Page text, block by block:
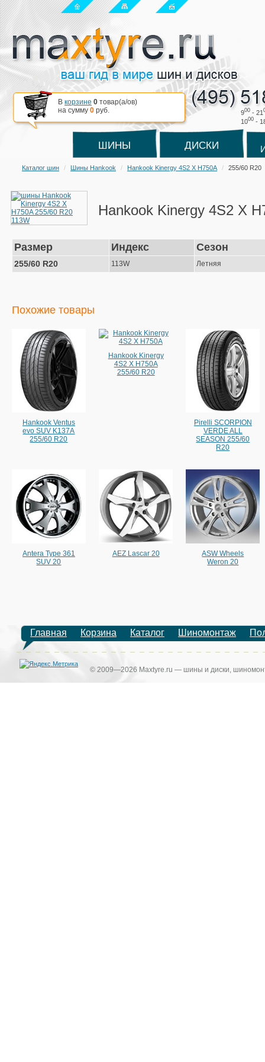
900 - 21
1000 -
В корзине 0 товар(a/ов)
на сумму 0 руб.
ШИНЫ ДИСКИ
Каталог шин Шины Hankook Hankook Kinergy 4S2 X H750A 255/60 R20
Hankook Kinergy 4S2 X
Размер Индекс Сезон
255/60 R20 113W Летняя
Похожие товары
Hankook Ventus
evo SUV K137A
255/60 R20
Hankook Kinergy
4S2 X H750A
255/60 R20
Pirelli SCORPION
VERDE ALL
SEASON 255/60
R20
Antera Type 361
SUV 20
AEZ Lascar 20
ASW Wheels
Weron 20
Главная Корзина Каталог Шиномонтаж
© 2009—2026 Maxtyre.ru — шины и диски,